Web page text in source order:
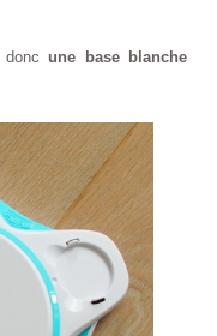
doncune base blanche